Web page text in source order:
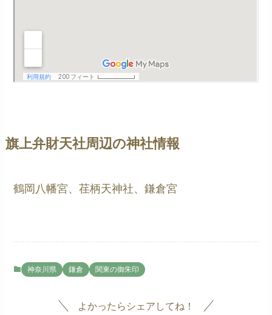
旗上弁財天社周辺の神社情報
鶴岡八幡宮、荏柄天神社、鎌倉宮
神奈川県 鎌倉 関東の御朱印
よかったらシェアしてね！